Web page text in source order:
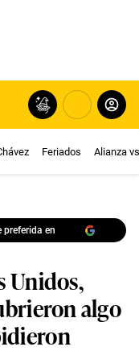
Feriados Alianza
preferida en
Unidos,
algo